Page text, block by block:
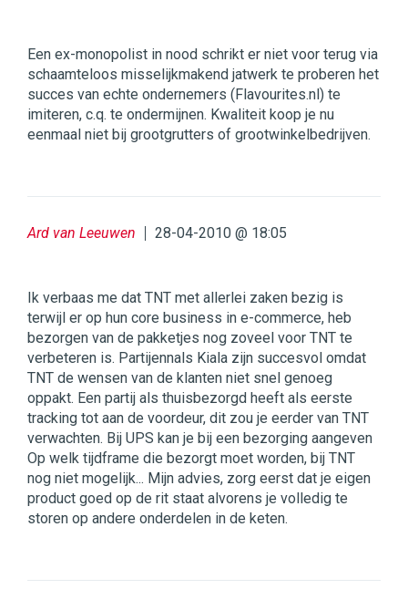
Een ex-monopolist in nood schrikt er niet voor terug via
schaamteloos misselijkmakend jatwerk te proberen het
succes van echte ondernemers (Flavourites.nl) te
imiteren, c.q. te ondermijnen. Kwaliteit koop je nu
eenmaal niet bij grootgrutters of grootwinkelbedrijven.
Ard van Leeuwen 28-04-2010 @ 18:05
Ik verbaas me dat TNT met allerlei zaken bezig is
terwijl er op hun core business in e-commerce, heb
bezorgen van de pakketjes nog zoveel voor TNT te
verbeteren is. Partijennals Kiala zijn succesvol omdat
TNT de wensen van de klanten niet snel genoeg
oppakt. Een partij als thuisbezorgd heeft als eerste
tracking tot aan de voordeur, dit zou je eerder van TNT
verwachten. Bij UPS kan je bij een bezorging aangeven
Op welk tijdframe die bezorgt moet worden, bij TNT
nog niet mogelijk... Mijn advies, zorg eerst dat je eigen
product goed op de rit staat alvorens je volledig te
storen op andere onderdelen in de keten.